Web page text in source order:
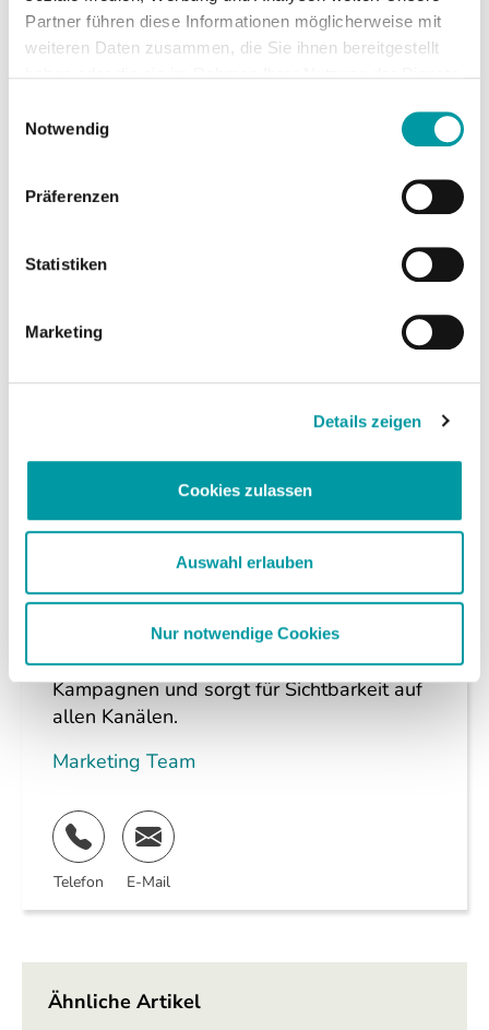
Partner führen diese Informationen möglicherweise mit
weiteren Daten zusammen, die Sie ihnen bereitgestellt
Notwendig
Präferenzen
Statistiken
Marketing
Details zeigen
Cookies zulassen
Auswahl erlauben
Nur notwendige Cookies
Sie haben Fragen rund um das Thema Google
und Google Ads? Unsere Expertinnen und
Experten beraten Sie gerne!
Einige Inhalte erfordern das Setzen von Cookies.
Damit Sie diesen Inhalt anzeigen können,
akzeptieren Sie bitte Marketing-Cookies
Über die Autorin
Das Marketing-Team von krick.com macht
digitale Themen verständlich, entwickelt
Kampagnen und sorgt für Sichtbarkeit auf
allen Kanälen.
Marketing Team
Telefon E-Mail
Ähnliche Artikel